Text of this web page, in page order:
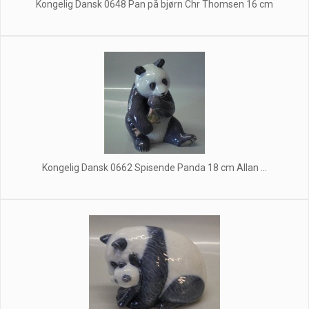
Kongelig Dansk 0648 Pan på bjørn Chr Thomsen 16 cm
Kongelig Dansk 0662 Spisende Panda 18 cm Allan ...